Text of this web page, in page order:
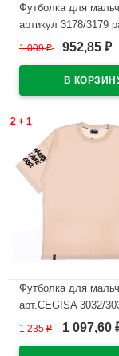
Футболка для
артикул 3178/3179
36/140-46/170 цвет
1 009₽ 952,85 ₽
2 + 1
Футболка для
арт.CEGISA 3032/
36/140-46/170 цвет
1 235₽ 1 097,60